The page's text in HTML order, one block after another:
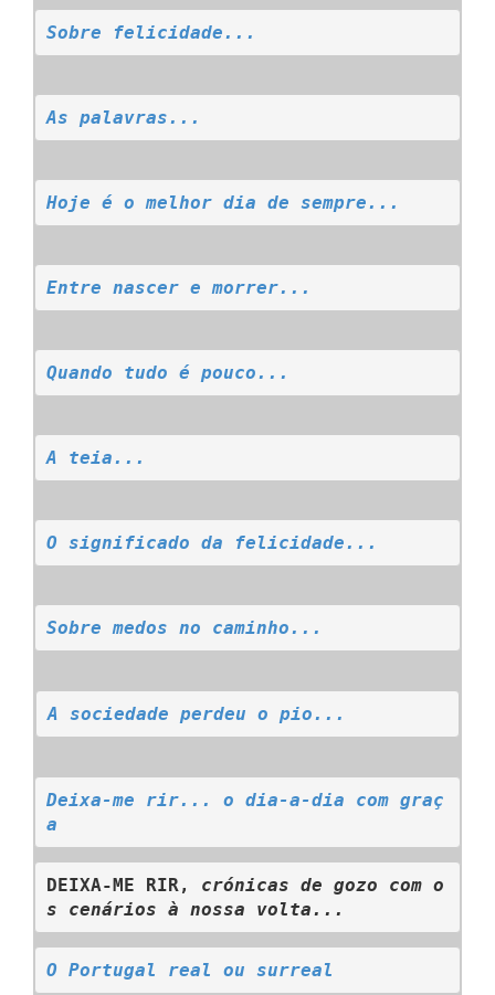
Sobre felicidade...
As palavras...
Hoje é o melhor dia de sempre...
Entre nascer e morrer...
Quando tudo é pouco...
A teia...
O significado da felicidade...
Sobre medos no caminho...
A sociedade perdeu o pio...
Deixa-me rir... o dia-a-dia com graç
a
DEIXA-ME RIR, crónicas de gozo com o
s cenários à nossa volta...
O Portugal real ou surreal